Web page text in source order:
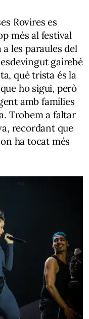
Rovires es
més al festival
les paraules del
gairebé
què trista és la
ho sigui, però
amb famílies
Trobem a faltar
recordant que
ha tocat més